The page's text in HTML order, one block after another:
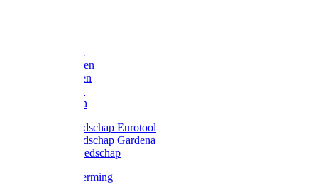
Gazonharken
Asfaltharken
Hooiharken
Handgereedschap Eurotool
Handgereedschap Gardena
Kindergereedschap
Kniebescherming